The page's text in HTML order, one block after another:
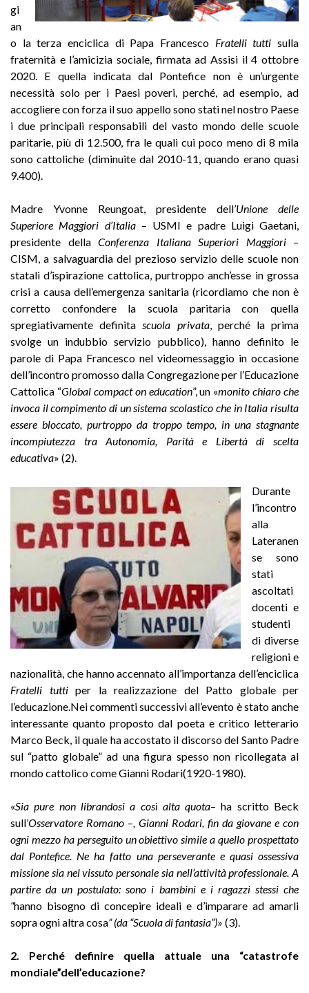
gi
an
o la terza enciclica di Papa Francesco Fratelli tuttisulla
fraternità e l’amicizia sociale, firmata ad Assisi il 4 ottobre
2020. E quella indicata dal Pontefice non è un’urgente
necessità solo per i Paesi poveri, perché, ad esempio, ad
accogliere con forza il suo appello sono stati nel nostro Paese
i due principali responsabili del vasto mondo delle scuole
paritarie, più di 12.500, fra le quali cui poco meno di 8 mila
sono cattoliche (diminuite dal 2010-11, quando erano quasi
9.400).
Madre Yvonne Reungoat, presidente dell’Unione delle
Superiore Maggiori d’Italia– USMI e padre Luigi Gaetani,
presidente della Conferenza Italiana Superiori Maggiori–
CISM, a salvaguardia del prezioso servizio delle scuole non
statali d’ispirazione cattolica, purtroppo anch’esse in grossa
crisi a causa dell’emergenza sanitaria (ricordiamo che non è
corretto confondere la scuola paritaria con quella
spregiativamente definita scuola privata, perché la prima
svolge un indubbio servizio pubblico), hanno definito le
parole di Papa Francesco nel videomessaggio in occasione
dell’incontro promosso dalla Congregazione per l’Educazione
Cattolica “Global compact on education”, un «monito chiaro che
invoca il compimento di un sistema scolastico che in Italia risulta
essere bloccato, purtroppo da troppo tempo, in una stagnante
incompiutezza tra Autonomia, Parità e Libertà di scelta
educativa» (2).
Durante
l’incontro
alla
Lateranen
se sono
stati
ascoltati
docenti e
studenti
di diverse
religioni e
nazionalità, che hanno accennato all’importanza dell’enciclica
Fratelli tutti per la realizzazione del Patto globale per
l’educazione.Nei commenti successivi all’evento è stato anche
interessante quanto proposto dal poeta e critico letterario
Marco Beck, il quale ha accostato il discorso del Santo Padre
sul “patto globale” ad una figura spesso non ricollegata al
mondo cattolico come Gianni Rodari(1920-1980).
«Sia pure non librandosi a così alta quota– ha scritto Beck
sull’Osservatore Romano – , Gianni Rodari, fin da giovane e con
ogni mezzo ha perseguito un obiettivo simile a quello prospettato
dal Pontefice. Ne ha fatto una perseverante e quasi ossessiva
missione sia nel vissuto personale sia nell’attività professionale. A
partire da un postulato: sono i bambini e i ragazzi stessi che
“hanno bisogno di concepire ideali e d’imparare ad amarli
sopra ogni altra cosa” (da “Scuola di fantasia”)» (3).
2. Perché definire quella attuale una “catastrofe
mondiale”dell’educazione?